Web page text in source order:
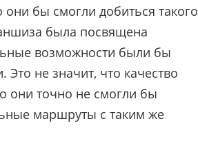
они бы смогли добиться такого
была посвящена
возможности были бы
не значит, что качество
они точно не смогли бы
маршруты с таким же